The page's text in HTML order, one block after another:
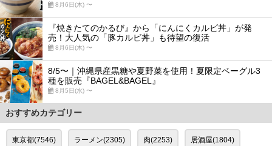
8月6日(木) 〜
『焼きたてのかるび』から「にんにくカルビ丼」が発
売！大人気の「豚カルビ丼」も待望の復活
8月6日(木) 〜
8/5〜｜沖縄県産黒糖や夏野菜を使用！夏限定ベーグル3
種を販売『BAGEL&BAGEL』
8月5日(水) 〜
おすすめカテゴリー
東京都(7546) ラーメン(2305) 肉(2253) 居酒屋(1804)